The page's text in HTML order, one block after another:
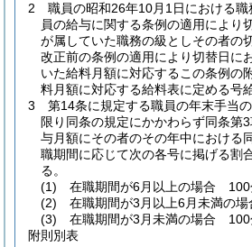
2
職員の昭和26年10月1日における
員の給与に関する条例の適用により
が属していた職務の級としその者の
改正前の条例の適用により切替日に
いた給料月額に対応するこの条例の
料月額に対応する給料表に定める号
3
第14条に規定する職員の年末手当
限り同条の規定にかかわらず同条第
与月額にその者のその年中における
職期間に応じて次の各号に掲げる割
る。
(1)
在職期間が6月以上の場合 100
(2)
在職期間が3月以上6月未満の
(3)
在職期間が3月未満の場合 100
附則別表